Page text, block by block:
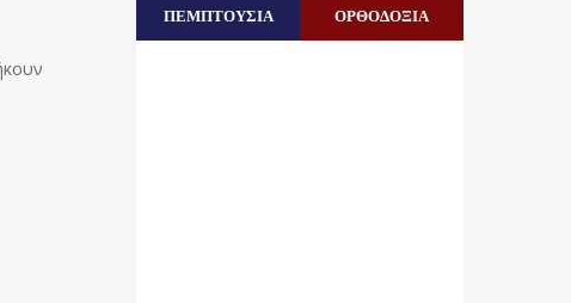
ΠΕΜΠΤΟΥΣΙΑ ΟΡΘΟΔΟΞΙΑ